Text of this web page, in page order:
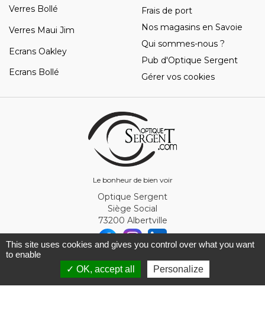
Le bonheur de bien voir
Verres Bollé
Verres Maui Jim
Ecrans Oakley
Ecrans Bollé
Frais de port
Nos magasins en Savoie
Qui sommes-nous ?
Pub d'Optique Sergent
Gérer vos cookies
Optique Sergent
Siège Social
73200 Albertville
© Optique Sergent 2026 - SIRET 32993919300010
This site uses cookies and gives you control over what you want
to enable
✓ OK, accept all
Personalize